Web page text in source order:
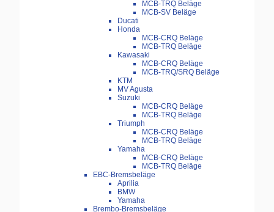
MCB-TRQ Beläge
MCB-SV Beläge
Ducati
Honda
MCB-CRQ Beläge
MCB-TRQ Beläge
Kawasaki
MCB-CRQ Beläge
MCB-TRQ/SRQ Beläge
KTM
MV Agusta
Suzuki
MCB-CRQ Beläge
MCB-TRQ Beläge
Triumph
MCB-CRQ Beläge
MCB-TRQ Beläge
Yamaha
MCB-CRQ Beläge
MCB-TRQ Beläge
EBC-Bremsbeläge
Aprilia
BMW
Yamaha
Brembo-Bremsbeläge